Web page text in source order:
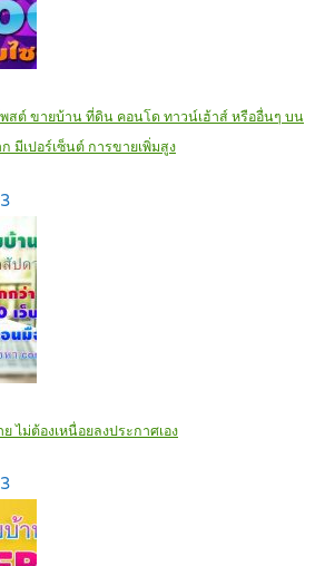
สต์ ขายบ้าน ที่ดิน คอนโด ทาวน์เฮ้าส์ หรืออื่นๆ บน
ก มีเปอร์เซ็นต์ การขายเพิ่มสูง
ไม่ต้องเหนื่อยลงประกาศเอง‎